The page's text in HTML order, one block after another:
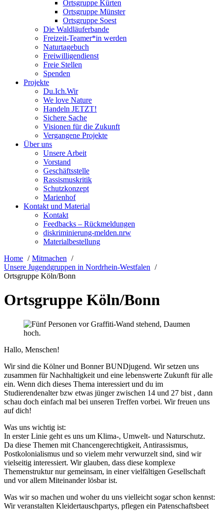
Ortsgruppe Kürten
Ortsgruppe Münster
Ortsgruppe Soest
Die Waldläuferbande
Freizeit-Teamer*in werden
Naturtagebuch
Freiwilligendienst
Freie Stellen
Spenden
Projekte
Du.Ich.Wir
We love Nature
Handeln JETZT!
Sichere Sache
Visionen für die Zukunft
Vergangene Projekte
Über uns
Unsere Arbeit
Vorstand
Geschäftsstelle
Rassismuskritik
Schutzkonzept
Marienhof
Kontakt und Material
Kontakt
Feedbacks – Rückmeldungen
diskriminierung-melden.nrw
Materialbestellung
Home
Mitmachen
Unsere Jugendgruppen in Nordrhein-Westfalen
Ortsgruppe Köln/Bonn
Ortsgruppe Köln/Bonn
Hallo, Menschen!
Wir sind die Kölner und Bonner BUNDjugend. Wir setzen uns
zusammen für Nachhaltigkeit und eine lebenswerte Zukunft für alle
ein. Wenn dich dieses Thema interessiert und du im
Studierendenalter bzw etwas jünger zwischen 14 und 27 bist , dann
schau doch einfach mal bei unseren Treffen vorbei. Wir freuen uns
auf dich!
Was uns wichtig ist:
In erster Linie geht es uns um Klima-, Umwelt- und Naturschutz.
Da diese Themen mit Chancengerechtigkeit, Antirassismus,
Postkolonialismus und so vielem mehr verwurzelt sind, sind wir
vielseitig interessiert. Wir glauben, dass diese komplexe
Themenstruktur nur gemeinsam, in einer vielfältigen Gesellschaft
und vor allem Miteinander lösbar ist.
Was wir so machen und woher du uns vielleicht sogar schon kennst:
Wir veranstalten Kleidertauschpartys, pflegen ein Patenschaftsbeet